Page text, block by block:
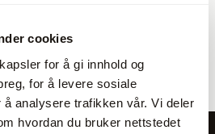
cookies
for å gi innhold og
for å levere sosiale
analysere trafikken vår. Vi deler
hvordan du bruker nettstedet
pålitelighet,
og er et viktig verktøy for
krav til nøyaktig
testløsninger.